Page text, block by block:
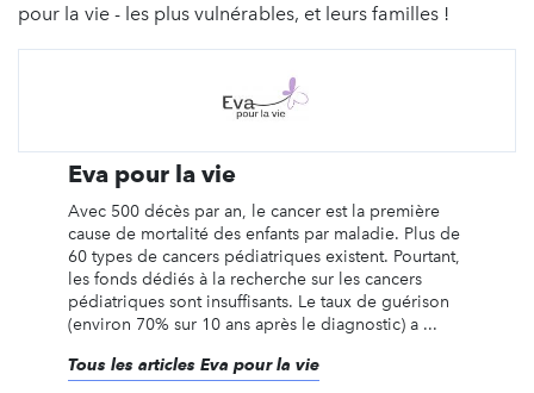
pour la vie - les plus vulnérables, et leurs familles !
Eva pour la vie
Avec 500 décès par an, le cancer est la première
cause de mortalité des enfants par maladie. Plus de
60 types de cancers pédiatriques existent. Pourtant,
les fonds dédiés à la recherche sur les cancers
pédiatriques sont insuffisants. Le taux de guérison
(environ 70% sur 10 ans après le diagnostic) a ...
Tous les articles Eva pour la vie